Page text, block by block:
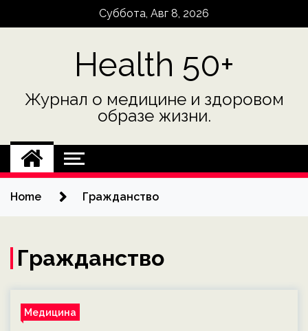
Суббота, Авг 8, 2026
Health 50+
Журнал о медицине и здоровом
образе жизни.
Home Гражданство
Гражданство
Медицина